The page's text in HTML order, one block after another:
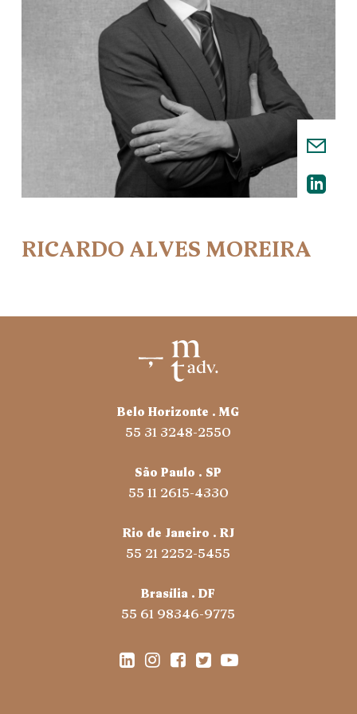
RICARDO ALVES MOREIRA
Belo Horizonte . MG
55 31 3248-2550
São Paulo . SP
55 11 2615-4330
Rio de Janeiro . RJ
55 21 2252-5455
Brasília . DF
55 61 98346-9775